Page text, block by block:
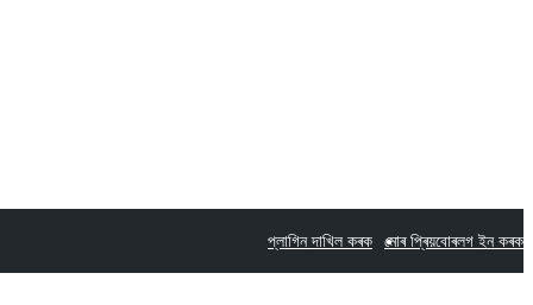
প্লাগিন দাখিল কৰক মোৰ প্ৰিয়বোৰলগ ইন কৰক